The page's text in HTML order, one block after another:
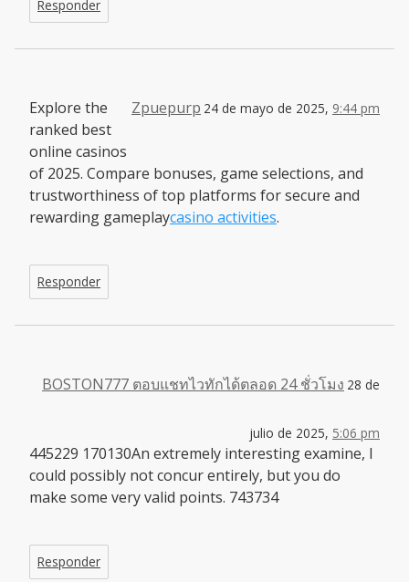
Responder
Zpuepurp 24 de mayo de 2025, 9:44 pm
Explore the
ranked best
online casinos
of 2025. Compare bonuses, game selections, and
trustworthiness of top platforms for secure and
rewarding gameplaycasino activities.
Responder
BOSTON777 ตอบแชทไวทักได้ตลอด 24 ชั่วโมง 28 de
julio de 2025, 5:06 pm
445229 170130An extremely interesting examine, I
could possibly not concur entirely, but you do
make some very valid points. 743734
Responder